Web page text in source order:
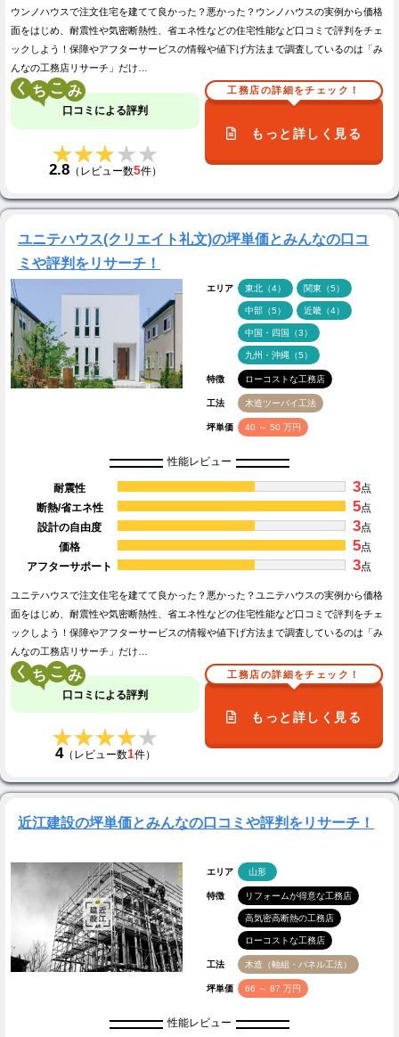
ウンノハウスで注文住宅を建てて良かった？悪かった？ウンノハウスの実例から価格
面をはじめ、耐震性や気密断熱性、省エネ性などの住宅性能など口コミで評判をチェ
ックしよう！保障やアフターサービスの情報や値下げ方法まで調査しているのは「み
んなの工務店リサーチ」だけ…
く こ
口コミによる評判
★★★★★
★★★★★
2.8（レビュー数5件）
工務店の詳細をチェック！
もっと詳しく見る
ユニテハウス(クリエイト礼文)の坪単価とみんなの口コ
ミや評判をリサーチ！
エリア 東北（4） 関東（5）
中部（5） 近畿（4）
中国・四国（3）
九州・沖縄（5）
特徴 ローコストな工務店
工法 木造ツーバイ工法
坪単価 40 ～ 50 万円
性能レビュー
耐震性 3点
断熱/省エネ性
5点
設計の自由度
3点
価格
5点
アフターサポート
3点
ユニテハウスで注文住宅を建てて良かった？悪かった？ユニテハウスの実例から価格
面をはじめ、耐震性や気密断熱性、省エネ性などの住宅性能など口コミで評判をチェ
ックしよう！保障やアフターサービスの情報や値下げ方法まで調査しているのは「み
んなの工務店リサーチ」だけ…
く こ
口コミによる評判
★★★★★
★★★★★
4（レビュー数1件）
工務店の詳細をチェック！
もっと詳しく見る
近江建設の坪単価とみんなの口コミや評判をリサーチ！
エリア 山形
特徴 リフォームが得意な工務店
高気密高断熱の工務店
ローコストな工務店
工法 木造（軸組・パネル工法）
坪単価 66 ～ 87 万円
性能レビュー